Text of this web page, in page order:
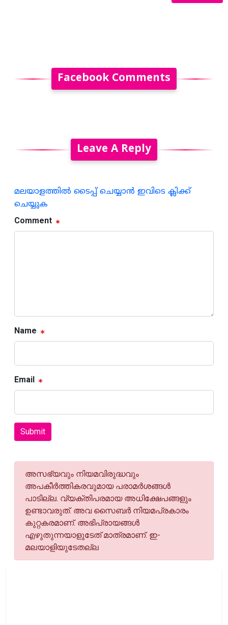
Facebook Comments
Leave A Reply
മലയാളത്തില്‍ ടൈപ്പ് ചെയ്യാന്‍ ഇവിടെ ക്ലിക്ക്
ചെയ്യുക
Comment
Name
Email
Submit
അസഭ്യവും നിയമവിരുദ്ധവും
അപകീര്‍ത്തികരവുമായ പരാമര്‍ശങ്ങള്‍
പാടില്ല. വ്യക്തിപരമായ അധിക്ഷേപങ്ങളും
ഉണ്ടാവരുത്. അവ സൈബര്‍ നിയമപ്രകാരം
കുറ്റകരമാണ്. അഭിപ്രായങ്ങള്‍
എഴുതുന്നയാളുടേത് മാത്രമാണ്. ഇ-
മലയാളിയുടേതല്ല